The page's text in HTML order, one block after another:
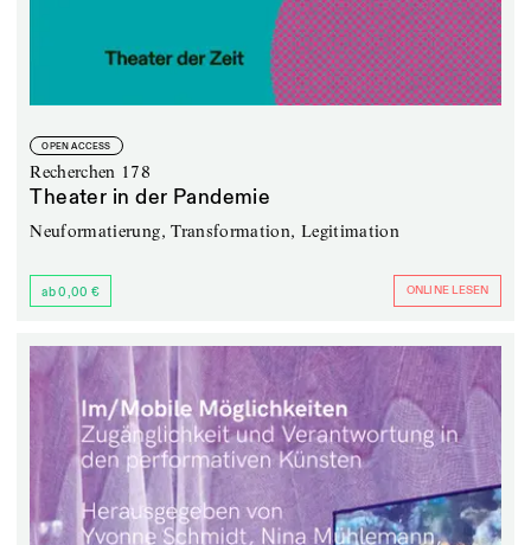
OPEN ACCESS
Recherchen 178
Theater in der Pandemie
Neuformatierung, Transformation, Legitimation
ab 0,00 € ONLINE LESEN